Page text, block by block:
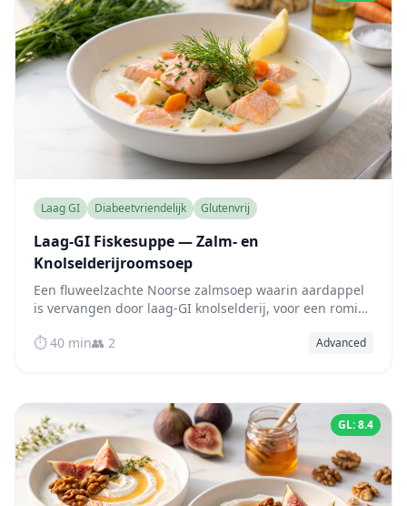
Laag GI Diabeetvriendelijk Glutenvrij
Laag-GI Fiskesuppe — Zalm- en
Knolselderijroomsoep
Een fluweelzachte Noorse zalmsoep waarin aardappel
is vervangen door laag-GI knolselderij, voor een romige
slechts 40 minuten.
⏱️ 40 min👥 2 Advanced
GL: 8.4